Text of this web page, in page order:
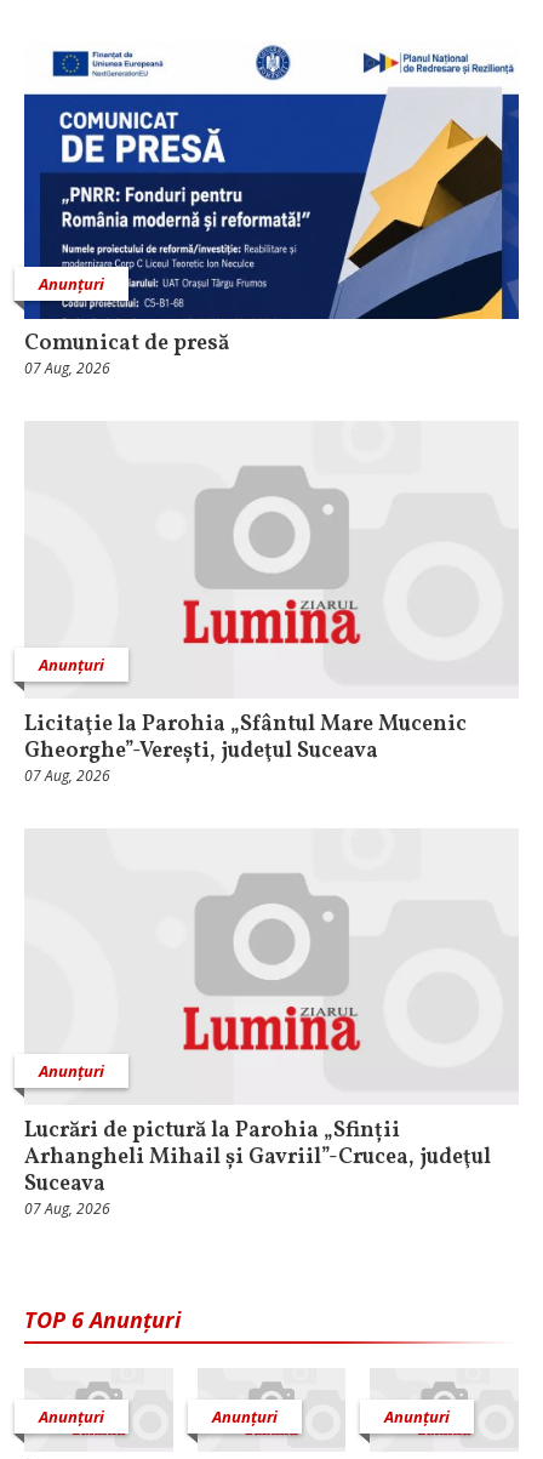
Anunțuri
Comunicat de presă
07 Aug, 2026
Anunțuri
Licitaţie la Parohia „Sfântul Mare Mucenic
Gheorghe”-Verești, judeţul Suceava
07 Aug, 2026
Anunțuri
Lucrări de pictură la Parohia „Sfinții
Arhangheli Mihail și Gavriil”-Crucea, judeţul
Suceava
07 Aug, 2026
TOP 6 Anunțuri
Anunțuri Anunțuri Anunțuri